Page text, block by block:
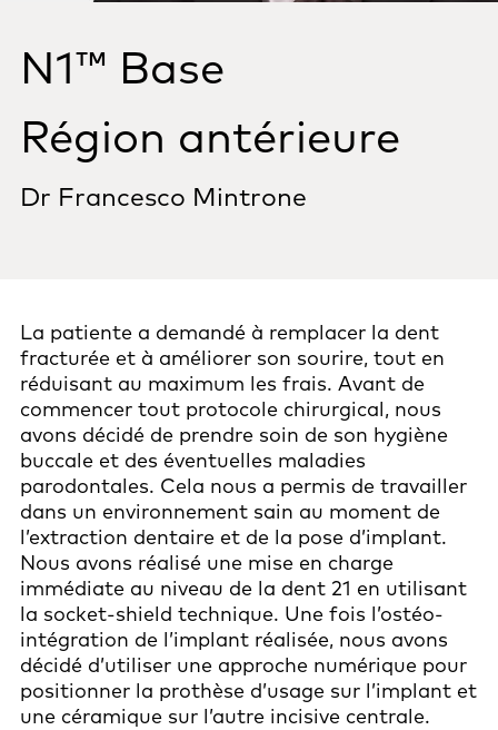
N1™ Base
Région antérieure
Dr Francesco Mintrone
La patiente a demandé à remplacer la dent
fracturée et à améliorer son sourire, tout en
réduisant au maximum les frais. Avant de
commencer tout protocole chirurgical, nous
avons décidé de prendre soin de son hygiène
buccale et des éventuelles maladies
parodontales. Cela nous a permis de travailler
dans un environnement sain au moment de
l’extraction dentaire et de la pose d’implant.
Nous avons réalisé une mise en charge
immédiate au niveau de la dent 21 en utilisant
la socket-shield technique. Une fois l’ostéo-
intégration de l’implant réalisée, nous avons
décidé d’utiliser une approche numérique pour
positionner la prothèse d’usage sur l’implant et
une céramique sur l’autre incisive centrale.